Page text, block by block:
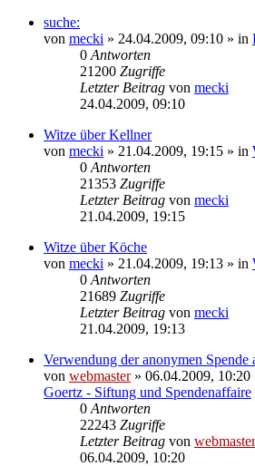
suche:
von mecki » 24.04.2009, 09:10 » in
0 Antworten
21200 Zugriffe
Letzter Beitrag von mecki
24.04.2009, 09:10
Witze über Kellner
von mecki » 21.04.2009, 19:15 » in
0 Antworten
21353 Zugriffe
Letzter Beitrag von mecki
21.04.2009, 19:15
Witze über Köche
von mecki » 21.04.2009, 19:13 » in
0 Antworten
21689 Zugriffe
Letzter Beitrag von mecki
21.04.2009, 19:13
Verwendung der anonymen Spende
von webmaster» 06.04.2009, 10:20
Goertz - Siftung und Spendenaffaire
0 Antworten
22243 Zugriffe
Letzter Beitrag von webmaster
06.04.2009, 10:20